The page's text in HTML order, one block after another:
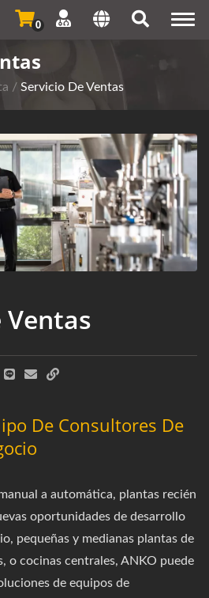
0
/ Servicio De Ventas
Ventas
De Consultores De
a automática, plantas recién
oportunidades de desarrollo
pequeñas y medianas plantas de
o cocinas centrales, ANKO puede
de equipos de